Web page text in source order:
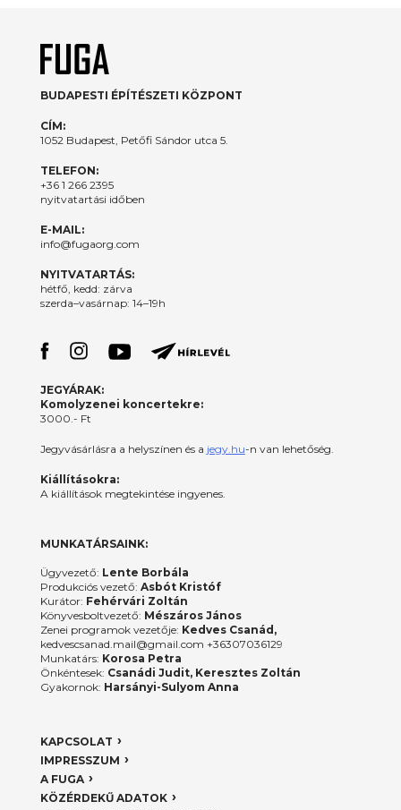
BUDAPESTI ÉPÍTÉSZETI KÖZPONT
CÍM:
1052 Budapest, Petőfi Sándor utca 5.
TELEFON:
+36 1 266 2395
nyitvatartási időben
E-MAIL:
info@fugaorg.com
NYITVATARTÁS:
hétfő, kedd: zárva
szerda–vasárnap: 14–19h
JEGYÁRAK:
Komolyzenei koncertekre:
3000.- Ft
Jegyvásárlásra a helyszínen és a jegy.hu-n van lehetőség.
Kiállításokra:
A kiállítások megtekintése ingyenes.
MUNKATÁRSAINK:
Ügyvezető: Lente Borbála
Produkciós vezető: Asbót Kristóf
Kurátor: Fehérvári Zoltán
Könyvesboltvezető: Mészáros János
Zenei programok vezetője: Kedves Csanád,
kedvescsanad.mail@gmail.com +36307036129
Munkatárs: Korosa Petra
Önkéntesek: Csanádi Judit, Keresztes Zoltán
Gyakornok: Harsányi-Sulyom Anna
KAPCSOLAT
IMPRESSZUM
A FUGA
KÖZÉRDEKŰ ADATOK